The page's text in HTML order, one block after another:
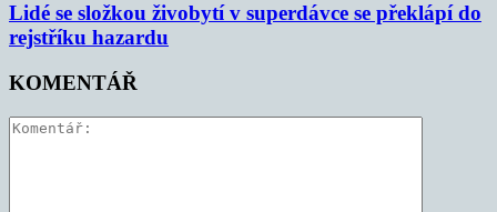
Lidé se složkou živobytí v superdávce se překlápí do
rejstříku hazardu
KOMENTÁŘ